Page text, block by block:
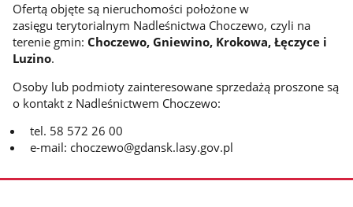
Ofertą objęte są nieruchomości położone w
zasięgu terytorialnym Nadleśnictwa Choczewo, czyli na
terenie gmin: Choczewo, Gniewino, Krokowa, Łęczyce i
Luzino.
Osoby lub podmioty zainteresowane sprzedażą proszone są
o kontakt z Nadleśnictwem Choczewo:
tel. 58 572 26 00
e-mail: choczewo@gdansk.lasy.gov.pl